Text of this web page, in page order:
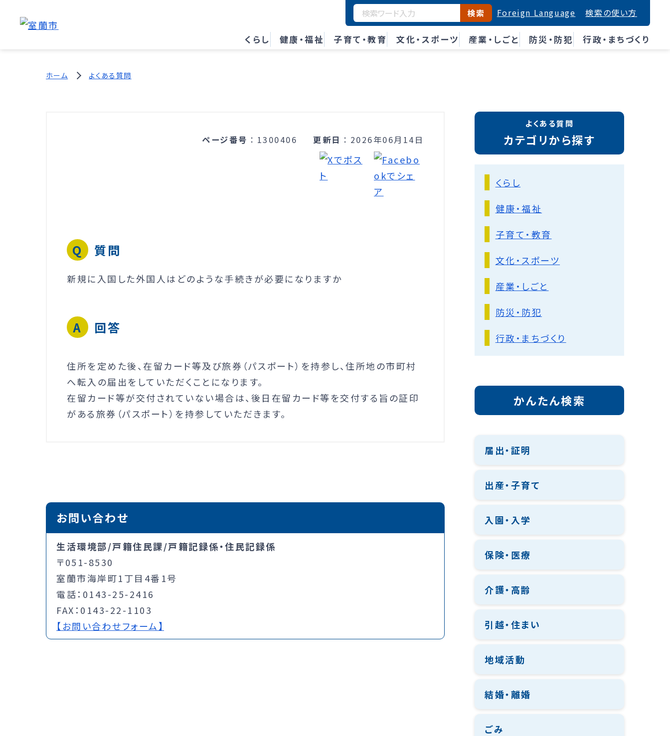
くらし 健康・福祉 子育て・教育 文化・スポーツ 産業・しごと 防災・防犯 行政・まちづくり
検索 Foreign Language 検索の使い方
ホーム よくある質問
ページ番号 1300406 更新日 2026年06月14日
質問
新規に入国した外国人はどのような手続きが必要になりますか
回答
住所を定めた後、在留カード等及び旅券（パスポート）を持参し、住所地の市町村
へ転入の届出をしていただくことになります。
在留カード等が交付されていない場合は、後日在留カード等を交付する旨の証印
がある旅券（パスポート）を持参していただきます。
お問い合わせ
生活環境部/戸籍住民課/戸籍記録係・住民記録係
〒051-8530
室蘭市海岸町1丁目4番1号
電話：0143-25-2416
FAX：0143-22-1103
【お問い合わせフォーム】
よくある質問
カテゴリから探す
くらし
健康・福祉
子育て・教育
文化・スポーツ
産業・しごと
防災・防犯
行政・まちづくり
かんたん検索
届出・証明
出産・子育て
入園・入学
保険・医療
介護・高齢
引越・住まい
地域活動
結婚・離婚
ごみ